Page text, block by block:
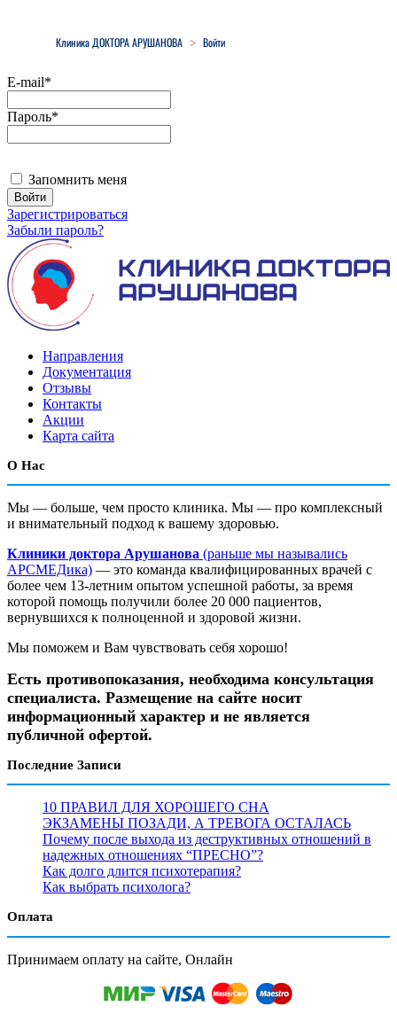
Клиника ДОКТОРА АРУШАНОВА > Войти
E-mail*
Пароль*
Запомнить меня
Зарегистрироваться
Забыли пароль?
Направления
Документация
Отзывы
Контакты
Акции
Карта сайта
О Нас
Мы — больше, чем просто клиника. Мы — про комплексный
и внимательный подход к вашему здоровью.
Клиники доктора Арушанова (раньше мы назывались
АРСМЕДика) — это команда квалифицированных врачей с
более чем 13-летним опытом успешной работы, за время
которой помощь получили более 20 000 пациентов,
вернувшихся к полноценной и здоровой жизни.
Мы поможем и Вам чувствовать себя хорошо!
Есть противопоказания, необходима консультация
специалиста. Размещение на сайте носит
информационный характер и не является
публичной офертой.
Последние Записи
10 ПРАВИЛ ДЛЯ ХОРОШЕГО СНА
ЭКЗАМЕНЫ ПОЗАДИ, А ТРЕВОГА ОСТАЛАСЬ
Почему после выхода из деструктивных отношений в
надежных отношениях “ПРЕСНО”?
Как долго длится психотерапия?
Как выбрать психолога?
Оплата
Принимаем оплату на сайте, Онлайн